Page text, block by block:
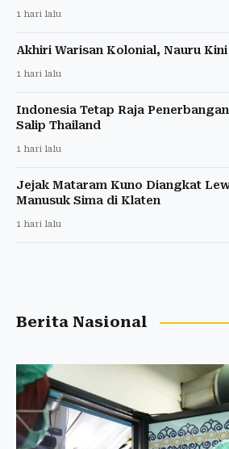
1 hari lalu
Akhiri Warisan Kolonial, Nauru
1 hari lalu
Indonesia Tetap Raja
Salip Thailand
1 hari lalu
Jejak Mataram Kuno Diangkat
Manusuk Sima di Klaten
1 hari lalu
Berita Nasional